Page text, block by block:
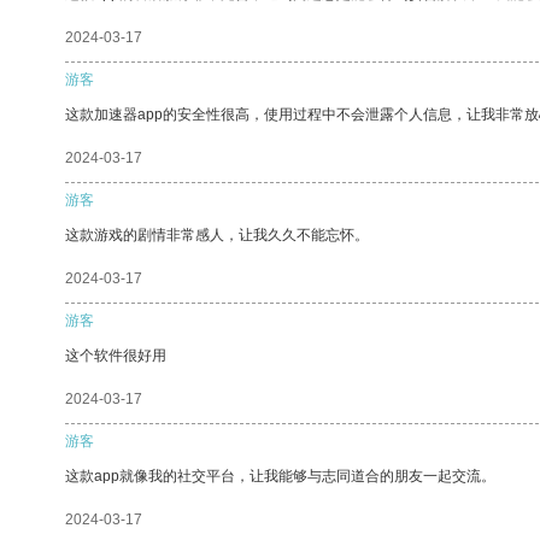
2024-03-17
游客
这款加速器app的安全性很高，使用过程中不会泄露个人信息，让我非常
2024-03-17
游客
这款游戏的剧情非常感人，让我久久不能忘怀。
2024-03-17
游客
这个软件很好用
2024-03-17
游客
这款app就像我的社交平台，让我能够与志同道合的朋友一起交流。
2024-03-17